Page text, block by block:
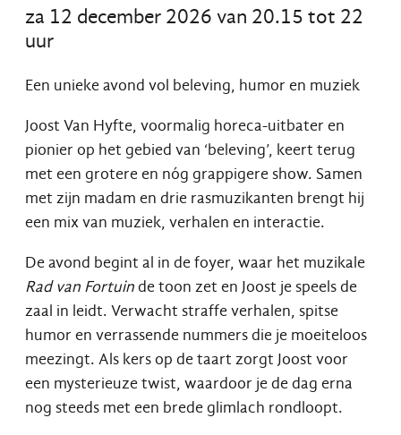
Wanneer
za 12 december 2026 van 20.15 tot 22
uur
Een unieke avond vol beleving, humor en muziek
Joost Van Hyfte, voormalig horeca-uitbater en
pionier op het gebied van ‘beleving’, keert terug
met een grotere en nóg grappigere show. Samen
met zijn madam en drie rasmuzikanten brengt hij
een mix van muziek, verhalen en interactie.
De avond begint al in de foyer, waar het muzikale
Rad van Fortuinde toon zet en Joost je speels de
zaal in leidt. Verwacht straffe verhalen, spitse
humor en verrassende nummers die je moeiteloos
meezingt. Als kers op de taart zorgt Joost voor
een mysterieuze twist, waardoor je de dag erna
nog steeds met een brede glimlach rondloopt.